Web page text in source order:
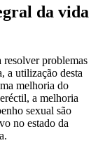
da vida
resolver problemas
a utilização desta
melhoria do
a melhoria
sexual são
no estado da